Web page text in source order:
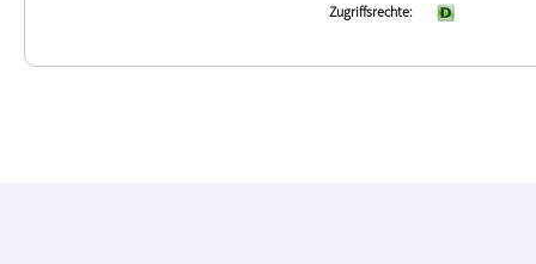
Zugriffsrechte